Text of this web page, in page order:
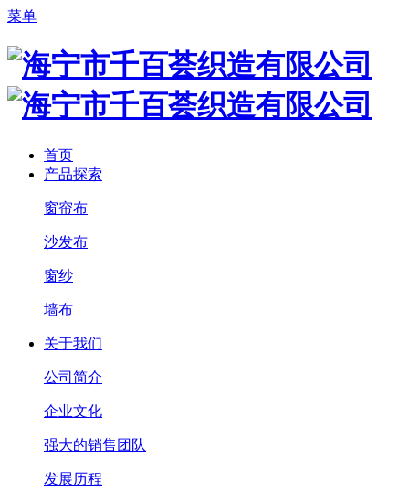
菜单
首页
产品探索
窗帘布
沙发布
窗纱
墙布
关于我们
公司简介
企业文化
强大的销售团队
发展历程